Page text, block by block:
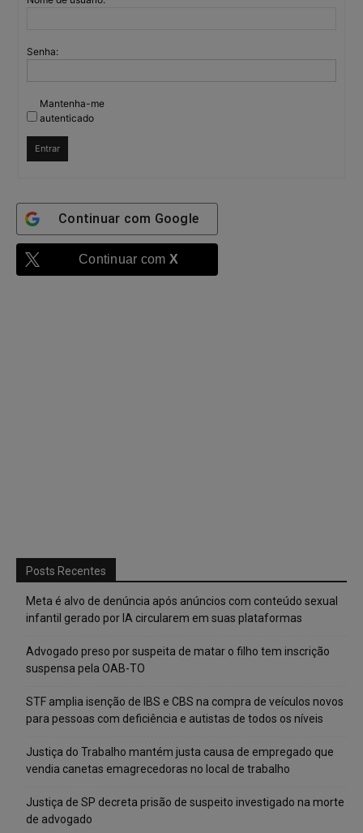
Senha:
Mantenha-me
autenticado
Entrar
Continuar com Google
Continuar com X
Posts Recentes
Meta é alvo de denúncia após anúncios com conteúdo sexual
infantil gerado por IA circularem em suas plataformas
Advogado preso por suspeita de matar o filho tem inscrição
suspensa pela OAB-TO
STF amplia isenção de IBS e CBS na compra de veículos novos
para pessoas com deficiência e autistas de todos os níveis
Justiça do Trabalho mantém justa causa de empregado que
vendia canetas emagrecedoras no local de trabalho
Justiça de SP decreta prisão de suspeito investigado na morte
de advogado